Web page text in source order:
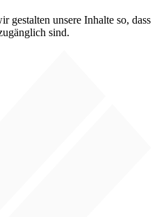
gestalten unsere Inhalte so, dass
sind.